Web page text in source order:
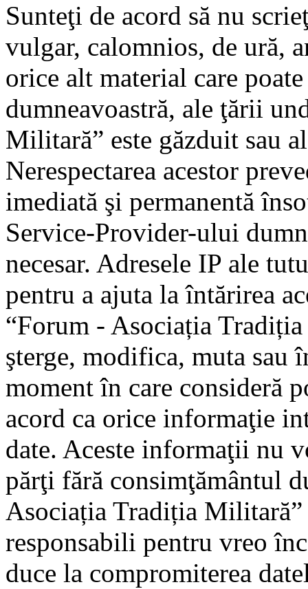
Sunteţi de acord să nu
vulgar, calomnios, de ură,
orice alt material care
dumneavoastră, ale ţării
Militară” este găzduit sau
Nerespectarea acestor
imediată şi permanentă
Service-Provider-ului
necesar. Adresele IP ale
pentru a ajuta la întărirea
“Forum - Asociația
şterge, modifica, muta sau
moment în care consideră
acord ca orice informaţie
date. Aceste informaţii nu
părţi fără consimţământul
Asociația Tradiția
responsabili pentru vreo
duce la compromiterea